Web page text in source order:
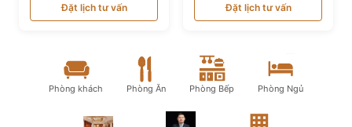
Đặt lịch tư vấn Đặt lịch tư vấn
Phòng khách Phòng Ăn Phòng Bếp Phòng Ngủ